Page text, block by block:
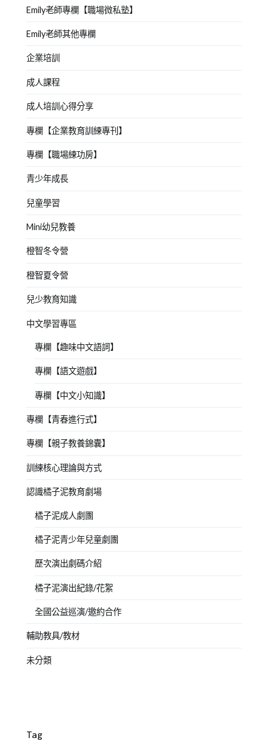
Emily老師專欄【職場微私塾】
Emily老師其他專欄
企業培訓
成人課程
成人培訓心得分享
專欄【企業教育訓練專刊】
專欄【職場練功房】
青少年成長
兒童學習
Mini幼兒教養
橙智冬令營
橙智夏令營
兒少教育知識
中文學習專區
專欄【趣味中文語詞】
專欄【語文遊戲】
專欄【中文小知識】
專欄【青春進行式】
專欄【親子教養錦囊】
訓練核心理論與方式
認識橘子泥教育劇場
橘子泥成人劇團
橘子泥青少年兒童劇團
歷次演出劇碼介紹
橘子泥演出紀錄/花絮
全國公益巡演/邀約合作
輔助教具/教材
未分類
Tag